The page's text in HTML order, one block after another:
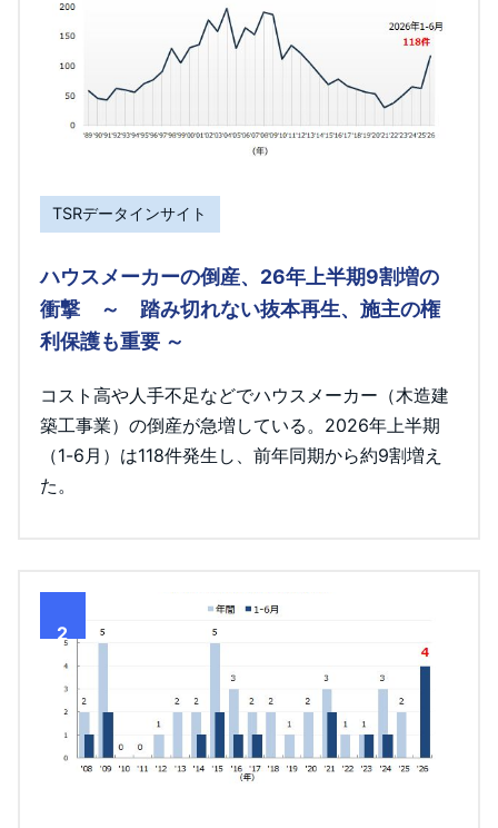
TSRデータインサイト
ハウスメーカーの倒産、26年上半期9割増の
衝撃 ～ 踏み切れない抜本再生、施主の権
利保護も重要 ～
コスト高や人手不足などでハウスメーカー（木造建
築工事業）の倒産が急増している。2026年上半期
（1-6月）は118件発生し、前年同期から約9割増え
た。
2